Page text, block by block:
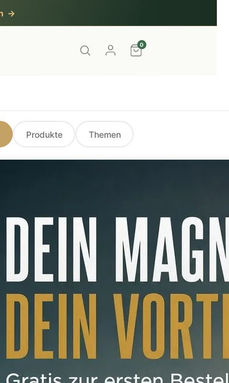
0
Produkte Themen
★★★★★ 4,9 · 14 Bewertungen
0,67 € / Tag · 365 Presslinge
In den Warenkorb
Löwenmähne Komplex mit